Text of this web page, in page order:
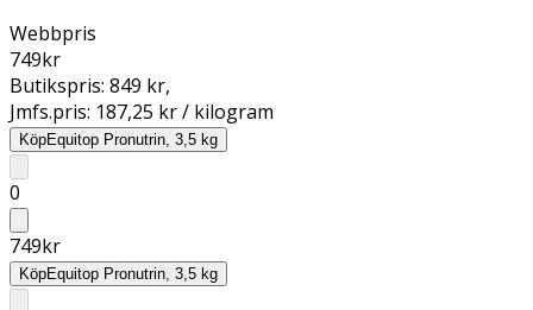
Webbpris
749kr
Butikspris: 849 kr,
Jmfs.pris: 187,25 kr / kilogram
KöpEquitop Pronutrin, 3,5 kg
0
749kr
KöpEquitop Pronutrin, 3,5 kg